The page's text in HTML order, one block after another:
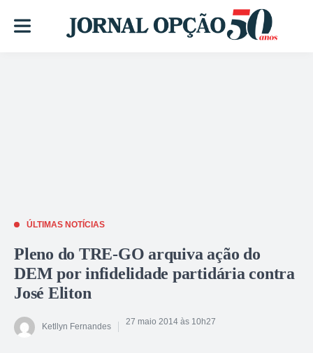
ÚLTIMAS NOTÍCIAS
Pleno do TRE-GO arquiva ação do
DEM por infidelidade partidária contra
José Eliton
Ketllyn Fernandes 27 maio 2014 às 10h27